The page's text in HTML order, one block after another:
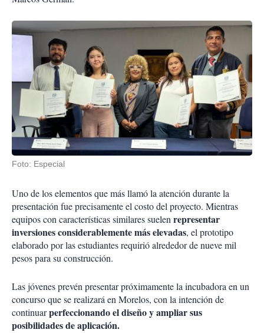
Foto: Especial
Uno de los elementos que más llamó la atención durante la
presentación fue precisamente el costo del proyecto. Mientras
equipos con características similares suelenrepresentar
inversiones considerablemente más elevadas, el prototipo
elaborado por las estudiantes requirió alrededor de nueve mil
pesos para su construcción.
Las jóvenes prevén presentar próximamente la incubadora en un
concurso que se realizará en Morelos, con la intención de
continuarperfeccionando el diseño y ampliar sus
posibilidades de aplicación.